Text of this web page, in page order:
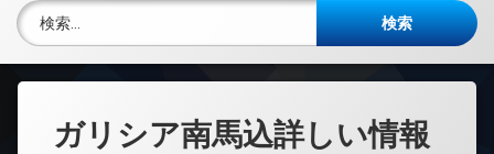
検索:
ガリシア南馬込詳しい情報